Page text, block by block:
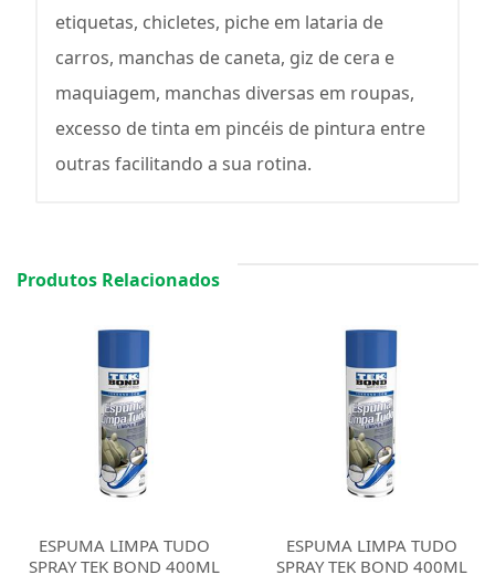
etiquetas, chicletes, piche em lataria de
carros, manchas de caneta, giz de cera e
maquiagem, manchas diversas em roupas,
excesso de tinta em pincéis de pintura entre
outras facilitando a sua rotina.
Produtos Relacionados
ESPUMA LIMPA TUDO
SPRAY TEK BOND 400ML
ESPUMA LIMPA TUDO
SPRAY TEK BOND 400ML